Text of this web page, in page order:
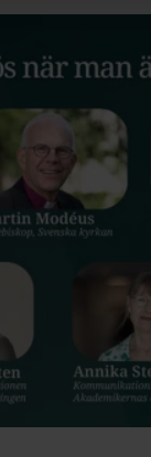
rör sig, men